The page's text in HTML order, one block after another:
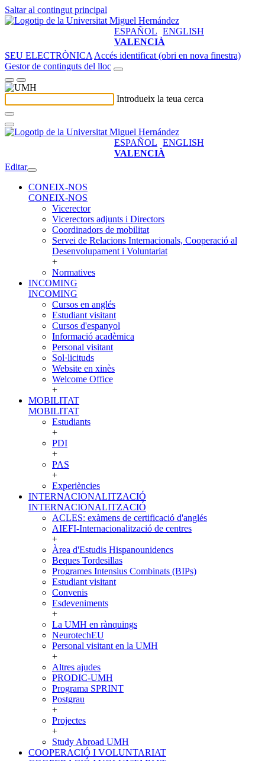
Saltar al contingut principal
ESPAÑOL ENGLISH
VALENCIÀ
SEU ELECTRÒNICA Accés identificat (obri en nova finestra)
Gestor de continguts del lloc
Introdueix la teua cerca
ESPAÑOL ENGLISH
VALENCIÀ
Editar
CONEIX-NOS
CONEIX-NOS
Vicerector
Vicerectors adjunts i Directors
Coordinadors de mobilitat
Servei de Relacions Internacionals, Cooperació al
Desenvolupament i Voluntariat
+
Normatives
INCOMING
INCOMING
Cursos en anglés
Estudiant visitant
Cursos d'espanyol
Informació acadèmica
Personal visitant
Sol·licituds
Website en xinès
Welcome Office
+
MOBILITAT
MOBILITAT
Estudiants
+
PDI
+
PAS
+
Experiències
INTERNACIONALITZACIÓ
INTERNACIONALITZACIÓ
ACLES: exàmens de certificació d'anglés
AIEFI-Internacionalització de centres
+
Àrea d'Estudis Hispanounidencs
Beques Tordesillas
Programes Intensius Combinats (BIPs)
Estudiant visitant
Convenis
Esdeveniments
+
La UMH en rànquings
NeurotechEU
Personal visitant en la UMH
+
Altres ajudes
PRODIC-UMH
Programa SPRINT
Postgrau
+
Projectes
+
Study Abroad UMH
COOPERACIÓ I VOLUNTARIAT